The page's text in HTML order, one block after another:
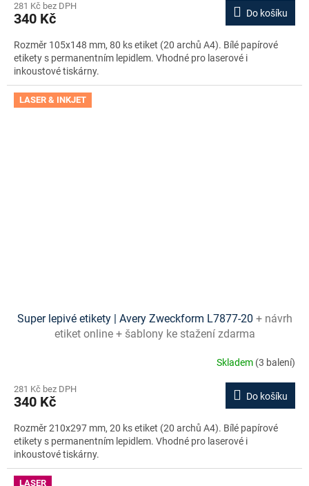
281 Kč bez DPH
340 Kč Do košíku
Rozměr 105x148 mm, 80 ks etiket (20 archů A4). Bílé papírové
etikety s permanentním lepidlem. Vhodné pro laserové i
inkoustové tiskárny.
LASER & INKJET
Super lepivé etikety | Avery Zweckform L7877-20 + návrh
etiket online + šablony ke stažení zdarma
Skladem (3 balení)
281 Kč bez DPH
340 Kč Do košíku
Rozměr 210x297 mm, 20 ks etiket (20 archů A4). Bílé papírové
etikety s permanentním lepidlem. Vhodné pro laserové i
inkoustové tiskárny.
LASER